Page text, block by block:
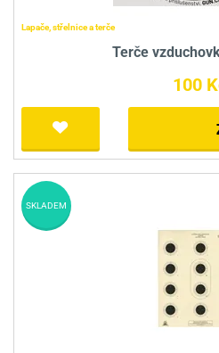
Lapače, střelnice a terče
Terče
100
SKLADEM